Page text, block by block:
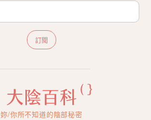
訂閱
妳/你所不知道的陰部秘密